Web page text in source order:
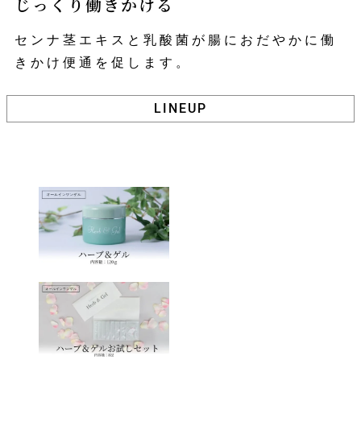
センナ茎エキスと乳酸菌が腸におだやかに働
きかけ便通を促します。
LINEUP